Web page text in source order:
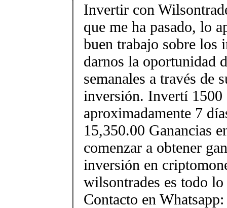
Invertir con
que me ha pasado, lo
buen trabajo sobre los
darnos la oportunidad
semanales a través de
inversión. Invertí 1500
aproximadamente 7
15,350.00 Ganancias
comenzar a obtener
inversión en
wilsontrades es todo lo
Contacto en